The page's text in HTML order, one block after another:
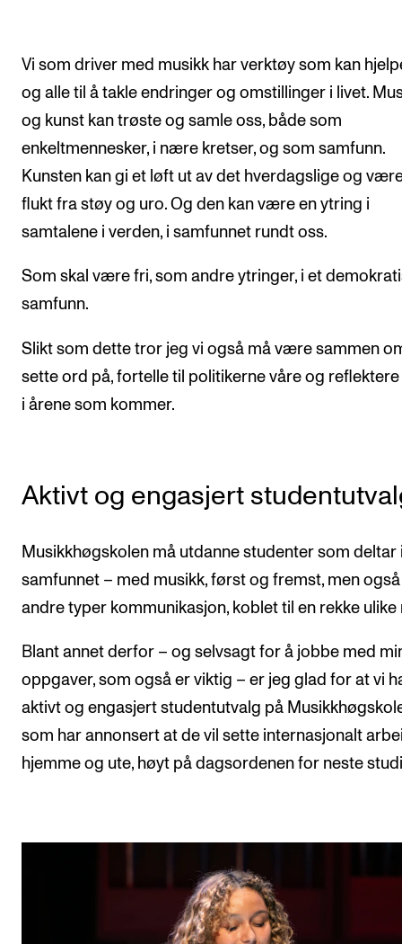
Vi som driver med musikk har verktøy som kan
og alle til å takle endringer og omstillinger i livet.
og kunst kan trøste og samle oss, både som
enkeltmennesker, i nære kretser, og som samfunn.
Kunsten kan gi et løft ut av det hverdagslige og
flukt fra støy og uro. Og den kan være en ytring i
samtalene i verden, i samfunnet rundt oss.
Som skal være fri, som andre ytringer, i et
samfunn.
Slikt som dette tror jeg vi også må være sammen
sette ord på, fortelle til politikerne våre og reflektere
i årene som kommer.
Aktivt og engasjert
Musikkhøgskolen må utdanne studenter som deltar
samfunnet – med musikk, først og fremst, men
andre typer kommunikasjon, koblet til en rekke ulike
Blant annet derfor – og selvsagt for å jobbe med
oppgaver, som også er viktig – er jeg glad for at vi
aktivt og engasjert studentutvalg på
som har annonsert at de vil sette internasjonalt
hjemme og ute, høyt på dagsordenen for neste